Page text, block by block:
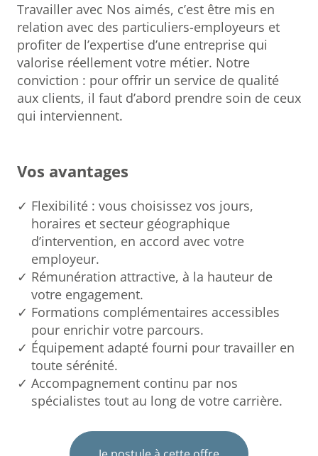
Travailler avec Nos aimés, c’est être mis en
relation avec des particuliers-employeurs et
profiter de l’expertise d’une entreprise qui
valorise réellement votre métier. Notre
conviction : pour offrir un service de qualité
aux clients, il faut d’abord prendre soin de ceux
qui interviennent.
Vos avantages
Flexibilité : vous choisissez vos jours,
horaires et secteur géographique
d’intervention, en accord avec votre
employeur.
Rémunération attractive, à la hauteur de
votre engagement.
Formations complémentaires accessibles
pour enrichir votre parcours.
Équipement adapté fourni pour travailler en
toute sérénité.
Accompagnement continu par nos
spécialistes tout au long de votre carrière.